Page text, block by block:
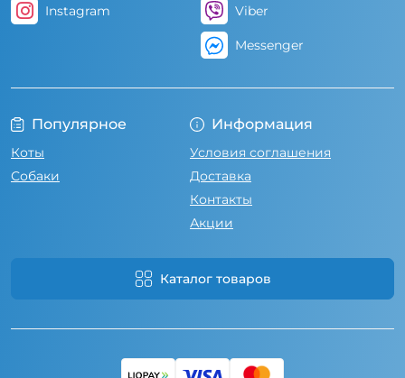
Популярное
Коты
Собаки
Информация
Условия соглашения
Доставка
Контакты
Акции
Каталог товаров
Instagram Viber
Messenger